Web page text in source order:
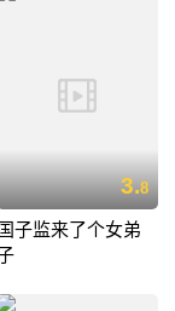
3.8
国子监来了个女弟